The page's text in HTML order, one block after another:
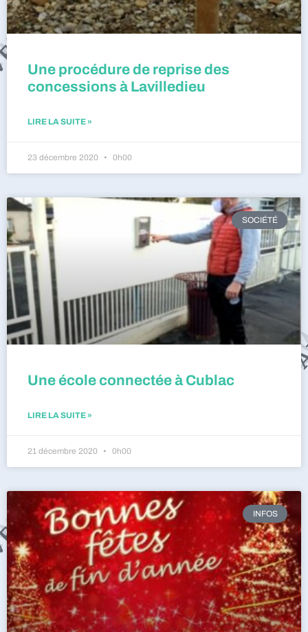
Une procédure de reprise des
concessions à Lavilledieu
LIRE LA SUITE »
23 décembre 2020 0h00
SOCIÉTÉ
Une école connectée à Cublac
LIRE LA SUITE »
21 décembre 2020 0h00
INFOS